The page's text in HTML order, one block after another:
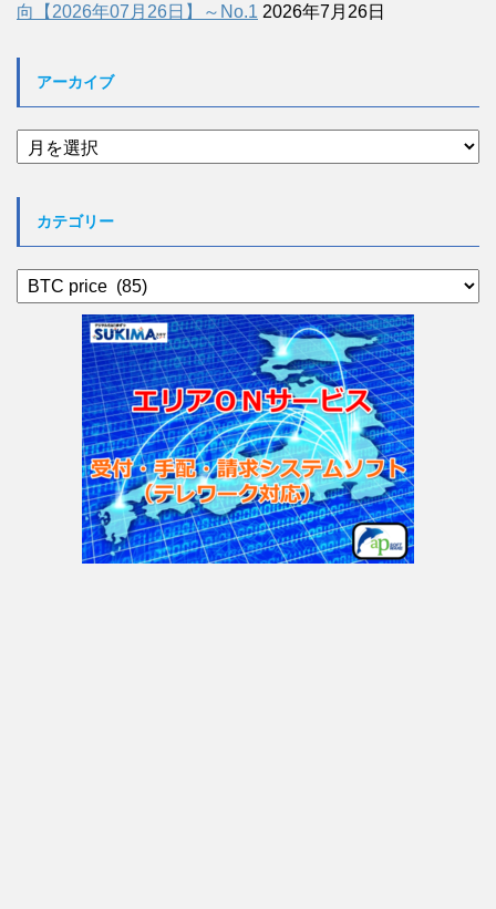
向【2026年07月26日】～No.1 2026年7月26日
アーカイブ
ア
ー
カテゴリー
カ
テ